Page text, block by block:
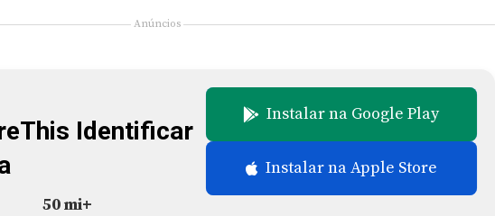
Anúncios
Identificar
50 mi+
Instalar na Google Play
Instalar na Apple Store